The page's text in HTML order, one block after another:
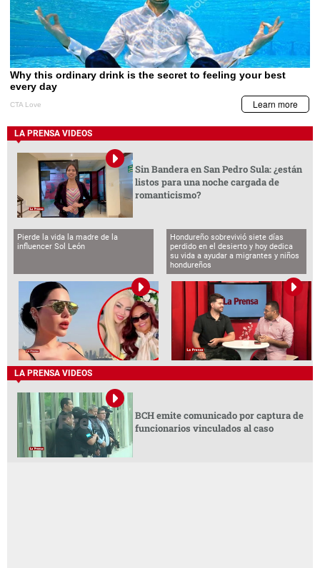
LA PRENSA VIDEOS
Sin Bandera en San Pedro Sula: ¿están
listos para una noche cargada de
romanticismo?
Pierde la vida la madre de la
influencer Sol León
Hondureño sobrevivió siete días
perdido en el desierto y hoy dedica
su vida a ayudar a migrantes y niños
hondureños
LA PRENSA VIDEOS
BCH emite comunicado por captura de
funcionarios vinculados al caso